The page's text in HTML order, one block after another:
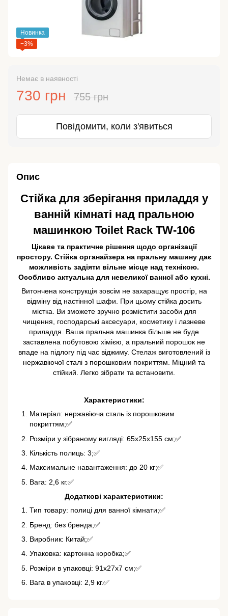
Новинка
−3%
Немає в наявності
730 грн 755 грн
Повідомити, коли з'явиться
Опис
Стійка для зберігання приладдя у
ванній кімнаті над пральною
машинкою Toilet Rack TW-106
Цікаве та практичне рішення щодо організації
простору. Стійка органайзера на пральну машину дає
можливість задіяти вільне місце над технікою.
Особливо актуальна для невеликої ванної або кухні.
Витончена конструкція зовсім не захаращує простір, на
відміну від настінної шафи. При цьому стійка досить
містка. Ви зможете зручно розмістити засоби для
чищення, господарські аксесуари, косметику і лазневе
приладдя. Ваша пральна машинка більше не буде
заставлена побутовою хімією, а пральний порошок не
впаде на підлогу під час віджиму. Стелаж виготовлений із
нержавіючої сталі з порошковим покриттям. Міцний та
стійкий. Легко зібрати та встановити.
Характеристики:
Матеріал: нержавіюча сталь із порошковим
покриттям;✅
Розміри у зібраному вигляді: 65х25х155 см;✅
Кількість полиць: 3;✅
Максимальне навантаження: до 20 кг;✅
Вага: 2,6 кг.✅
Додаткові характеристики:
Тип товару: полиці для ванної кімнати;✅
Бренд: без бренда;✅
Виробник: Китай;✅
Упаковка: картонна коробка;✅
Розміри в упаковці: 91х27х7 см;✅
Вага в упаковці: 2,9 кг.✅